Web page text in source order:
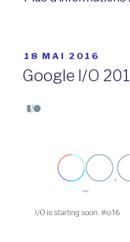
PUBLIÉ
LE
18 MAI 2016
Google I/O